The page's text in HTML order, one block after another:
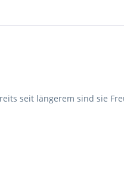
seit längerem sind sie